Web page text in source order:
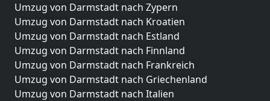
Umzug von Darmstadt nach Zypern
Umzug von Darmstadt nach Kroatien
Umzug von Darmstadt nach Estland
Umzug von Darmstadt nach Finnland
Umzug von Darmstadt nach Frankreich
Umzug von Darmstadt nach Griechenland
Umzug von Darmstadt nach Italien